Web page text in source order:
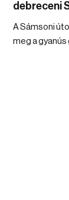
debreceni
A Sámsoni
meg a